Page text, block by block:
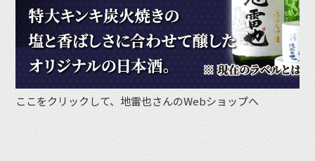
ここをクリックして、地雷也さんのWebショップへ